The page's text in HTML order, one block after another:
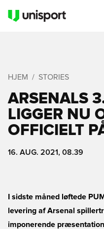
HJEM STORIES
ARSENALS
LIGGER NU
OFFICIELT
16. AUG. 2021, 08.39
I sidste måned løftede
levering af Arsenal
imponerende